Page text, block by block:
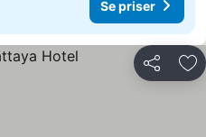
Se priser
Del